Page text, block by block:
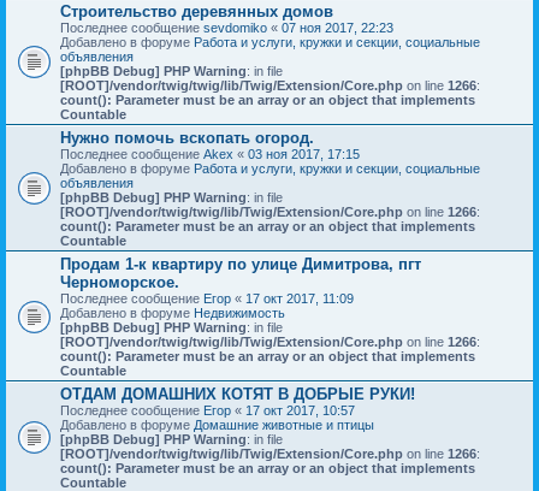
Строительство деревянных домов
Последнее сообщение sevdomiko « 07 ноя 2017, 22:23
Добавлено в форуме Работа и услуги, кружки и секции, социальные
объявления
[phpBB Debug] PHP Warning: in file
[ROOT]/vendor/twig/twig/lib/Twig/Extension/Core.php on line 1266:
count(): Parameter must be an array or an object that implements
Countable
Нужно помочь вскопать огород.
Последнее сообщение Akex « 03 ноя 2017, 17:15
Добавлено в форуме Работа и услуги, кружки и секции, социальные
объявления
[phpBB Debug] PHP Warning: in file
[ROOT]/vendor/twig/twig/lib/Twig/Extension/Core.php on line 1266:
count(): Parameter must be an array or an object that implements
Countable
Продам 1-к квартиру по улице Димитрова, пгт
Черноморское.
Последнее сообщение Егор « 17 окт 2017, 11:09
Добавлено в форуме Недвижимость
[phpBB Debug] PHP Warning: in file
[ROOT]/vendor/twig/twig/lib/Twig/Extension/Core.php on line 1266:
count(): Parameter must be an array or an object that implements
Countable
ОТДАМ ДОМАШНИХ КОТЯТ В ДОБРЫЕ РУКИ!
Последнее сообщение Егор « 17 окт 2017, 10:57
Добавлено в форуме Домашние животные и птицы
[phpBB Debug] PHP Warning: in file
[ROOT]/vendor/twig/twig/lib/Twig/Extension/Core.php on line 1266:
count(): Parameter must be an array or an object that implements
Countable